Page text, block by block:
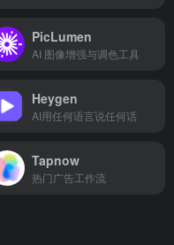
PicLumen
AI 图像增强与调色工具
Heygen
AI用任何语言说任何话
Tapnow
热门广告工作流